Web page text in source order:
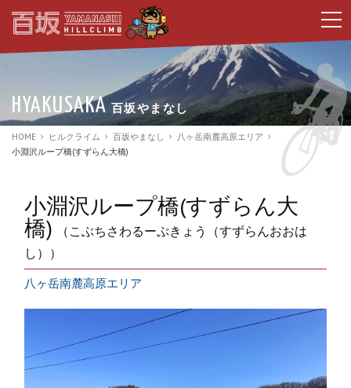
t
o
g
l
e
a
v
i
g
HYAKUSAKA 百坂やまなし
HOME ヒルクライム 百坂やまなし
八ヶ岳南麓高原エリア
小淵沢ループ橋(すずらん大橋)
小淵沢ループ橋(すずらん大
橋)
（こぶちさわるーぷきょう（すずらんおおは
し））
八ヶ岳南麓高原エリア